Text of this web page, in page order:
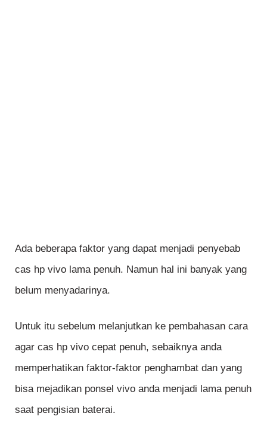
Ada beberapa faktor yang dapat menjadi penyebab
cas hp vivo lama penuh. Namun hal ini banyak yang
belum menyadarinya.
Untuk itu sebelum melanjutkan ke pembahasan cara
agar cas hp vivo cepat penuh, sebaiknya anda
memperhatikan faktor-faktor penghambat dan yang
bisa mejadikan ponsel vivo anda menjadi lama penuh
saat pengisian baterai.